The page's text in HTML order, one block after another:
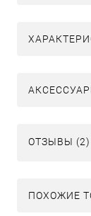
ОТЗЫВЫ (2)
ПОХОЖИЕ